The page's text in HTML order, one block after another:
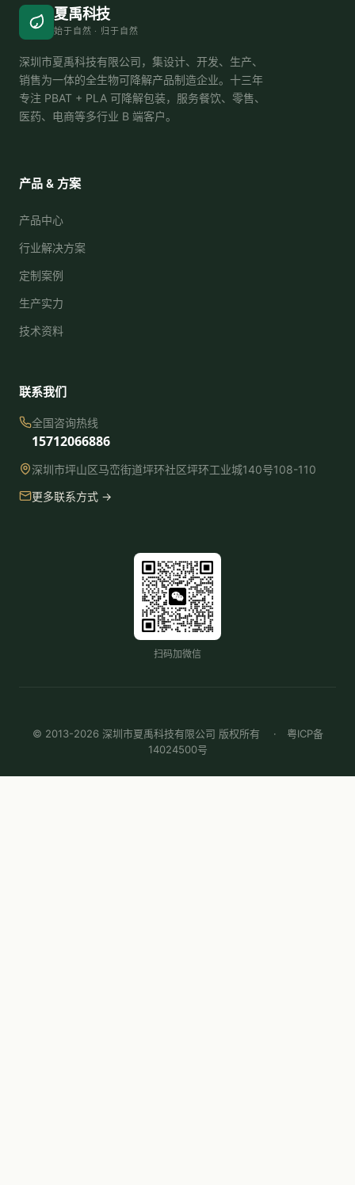
夏禹科技
始于自然 · 归于自然
深圳市夏禹科技有限公司，集设计、开发、生产、
销售为一体的全生物可降解产品制造企业。十三年
专注 PBAT + PLA 可降解包装，服务餐饮、零售、
医药、电商等多行业 B 端客户。
产品 & 方案
产品中心
行业解决方案
定制案例
生产实力
技术资料
联系我们
全国咨询热线
15712066886
深圳市坪山区马峦街道坪环社区坪环工业城140号108-110
更多联系方式 →
扫码加微信
© 2013-2026 深圳市夏禹科技有限公司 版权所有 · 粤ICP备
14024500号